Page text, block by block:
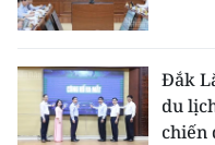
Đắk
du
chiến